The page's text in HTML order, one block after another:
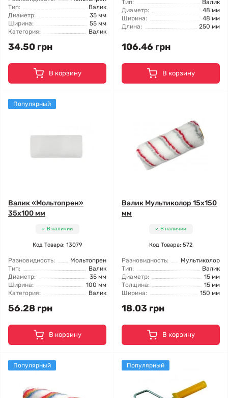
Тип:
Валик
Диаметр:
35 мм
Ширина:
55 мм
Категория:
Валик
34.50 грн
В корзину
Тип:
Валик
Диаметр:
48 мм
Ширина:
48 мм
Длина:
250 мм
106.46 грн
В корзину
Популярный
Валик «Мольтопрен»
35x100 мм
В наличии
Код Товара: 13079
Разновидность:
Мольтопрен
Тип:
Валик
Диаметр:
35 мм
Ширина:
100 мм
Категория:
Валик
56.28 грн
В корзину
Валик Мультиколор 15x150
мм
В наличии
Код Товара: 572
Разновидность:
Мультиколор
Тип:
Валик
Диаметр:
15 мм
Толщина:
15 мм
Ширина:
150 мм
18.03 грн
В корзину
Популярный Популярный